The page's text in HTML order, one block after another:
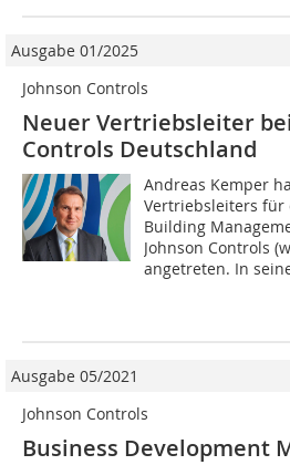
Ausgabe 01/2025
Johnson Controls
Neuer Vertriebsleiter
Controls Deutschland
Andreas Kemper
Vertriebsleiters für
Building
Johnson Controls
angetreten. In
Ausgabe 05/2021
Johnson Controls
Business Development